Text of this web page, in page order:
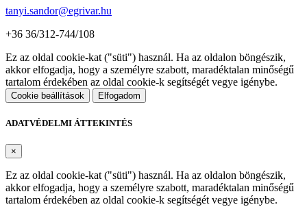
tanyi.sandor@egrivar.hu
+36 36/312-744/108
Ez az oldal cookie-kat ("süti") használ. Ha az oldalon böngészik,
akkor elfogadja, hogy a személyre szabott, maradéktalan minőségű
tartalom érdekében az oldal cookie-k segítségét vegye igénybe.
Cookie beállítások Elfogadom
ADATVÉDELMI ÁTTEKINTÉS
×
Ez az oldal cookie-kat ("süti") használ. Ha az oldalon böngészik,
akkor elfogadja, hogy a személyre szabott, maradéktalan minőségű
tartalom érdekében az oldal cookie-k segítségét vegye igénybe.